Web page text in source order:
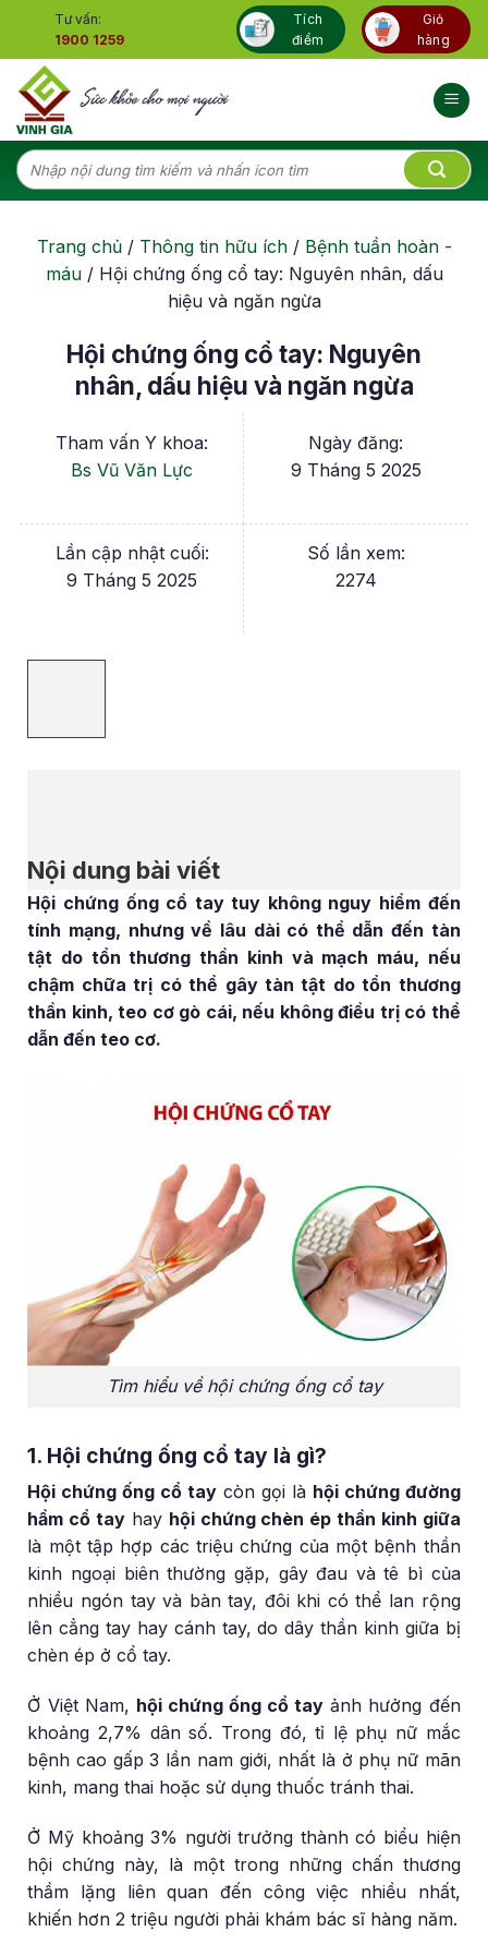
content
Tư vấn:
1900 1259
Tích
điểm
Giỏ
hàng
Tìm
kiếm:
Trang chủ/ Thông tin hữu ích/ Bệnh tuần hoàn -
máu/ Hội chứng ống cổ tay: Nguyên nhân, dấu
hiệu và ngăn ngừa
Hội chứng ống cổ tay: Nguyên
nhân, dấu hiệu và ngăn ngừa
Tham vấn Y khoa:
Bs Vũ Văn Lực
Ngày đăng:
9 Tháng 5 2025
Lần cập nhật cuối:
9 Tháng 5 2025
Số lần xem:
2274
Nội dung bài viết
Hội chứng ống cổ tay tuy không nguy hiểm đến
tính mạng, nhưng về lâu dài có thể dẫn đến tàn
tật do tổn thương thần kinh và mạch máu, nếu
chậm chữa trị có thể gây tàn tật do tổn thương
thần kinh, teo cơ gò cái, nếu không điều trị có thể
dẫn đến teo cơ.
Tìm hiểu về hội chứng ống cổ tay
1. Hội chứng ống cổ tay là gì?
Hội chứng ống cổ tay còn gọi là hội chứng đường
hầm cổ tay hay hội chứng chèn ép thần kinh giữa
là một tập hợp các triệu chứng của một bệnh thần
kinh ngoại biên thường gặp, gây đau và tê bì của
nhiều ngón tay và bàn tay, đôi khi có thể lan rộng
lên cẳng tay hay cánh tay, do dây thần kinh giữa bị
chèn ép ở cổ tay.
Ở Việt Nam, hội chứng ống cổ tay ảnh hưởng đến
khoảng 2,7% dân số. Trong đó, tỉ lệ phụ nữ mắc
bệnh cao gấp 3 lần nam giới, nhất là ở phụ nữ mãn
kinh, mang thai hoặc sử dụng thuốc tránh thai.
Ở Mỹ khoảng 3% người trưởng thành có biểu hiện
hội chứng này, là một trong những chấn thương
thầm lặng liên quan đến công việc nhiều nhất,
khiến hơn 2 triệu người phải khám bác sĩ hàng năm.